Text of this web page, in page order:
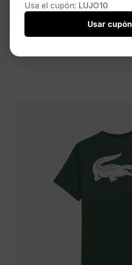
Bolso»Monogram leather camera
bag Nomogramme»color negro
Usa el cupón: LUJO10
Usar cupón